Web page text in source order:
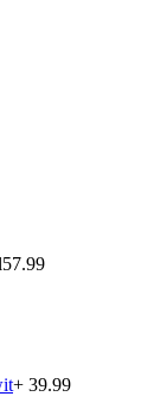
57.99
+ 39.99